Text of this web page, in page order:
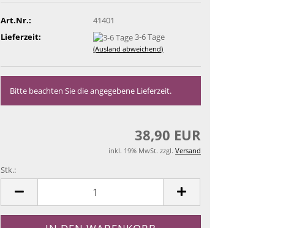
Art.Nr.:
41401
Lieferzeit:
3-6 Tage
(Ausland abweichend)
Bitte beachten Sie die angegebene Lieferzeit.
38,90 EUR
inkl. 19% MwSt. zzgl. Versand
Stk.: